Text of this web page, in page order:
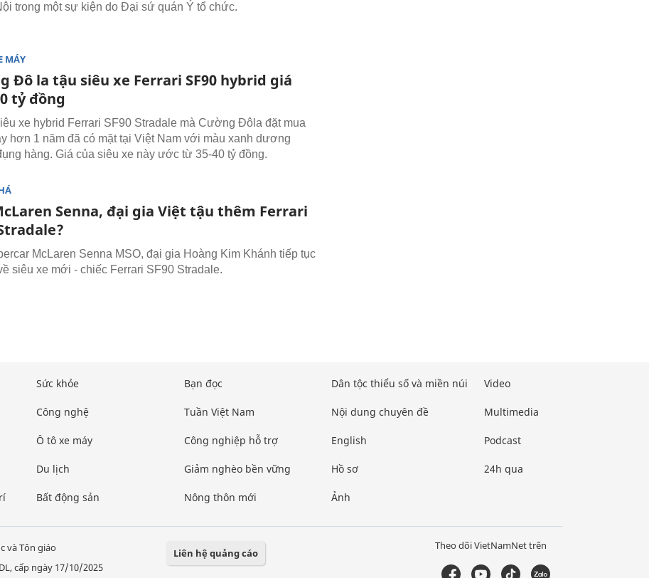
trong một sự kiện do Đại sứ quán Ý tổ chức.
MÁY
Đô la tậu siêu xe Ferrari SF90 hybrid giá
tỷ đồng
xe hybrid Ferrari SF90 Stradale mà Cường Đôla đặt mua
hơn 1 năm đã có mặt tại Việt Nam với màu xanh dương
hàng. Giá của siêu xe này ước từ 35-40 tỷ đồng.
Senna, đại gia Việt tậu thêm Ferrari
McLaren Senna MSO, đại gia Hoàng Kim Khánh tiếp tục
siêu xe mới - chiếc Ferrari SF90 Stradale.
Sức khỏe
Công nghệ
Ô tô xe máy
Du lịch
Bất động sản
Bạn đọc
Tuần Việt Nam
Công nghiệp hỗ trợ
Giảm nghèo bền vững
Nông thôn mới
Dân tộc thiểu số và miền núi
Nội dung chuyên đề
English
Hồ sơ
Ảnh
Video
Multimedia
Podcast
24h qua
và Tôn giáo
cấp ngày 17/10/2025
Liên hệ quảng cáo
Theo dõi VietNamNet trên